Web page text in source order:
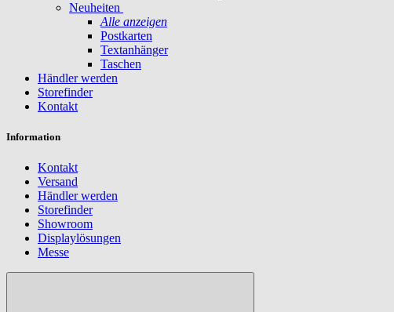
Neuheiten
Alle anzeigen
Postkarten
Textanhänger
Taschen
Händler werden
Storefinder
Kontakt
Information
Kontakt
Versand
Händler werden
Storefinder
Showroom
Displaylösungen
Messe